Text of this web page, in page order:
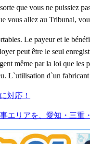
que vous ne puissiez
vous allez au Tribunal,
Le payeur et le
peut être le seul
même par la loi que
L`utilisation d`un
エリアを、愛知・三重